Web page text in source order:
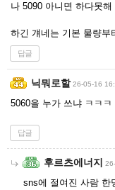
나 5090 아니면 하다못
하긴 걔네는 기본 물량부
답글
닉뭐로할 26-05-16
5060을 누가 쓰냐 ㅋㅋ
답글
후르츠에너지
sns에 절여진 사람 한